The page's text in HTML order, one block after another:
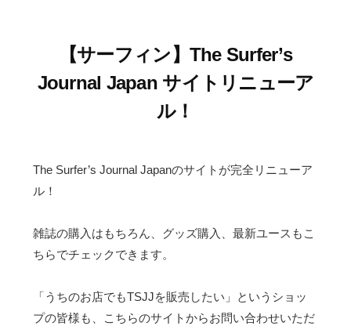
【サーフィン】The Surfer’s
Journal Japan サイトリニューア
ル！
The Surfer’s Journal Japanのサイトが完全リニューア
ル！
雑誌の購入はもちろん、グッズ購入、最新ユースもこ
ちらでチェックできます。
「うちのお店でもTSJJを販売したい」というショッ
プの皆様も、こちらのサイトからお問い合わせいただ